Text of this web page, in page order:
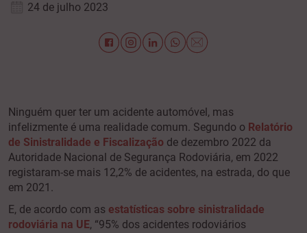
24 de julho 2023
Ninguém quer ter um acidente automóvel, mas
infelizmente é uma realidade comum. Segundo o Relatório
de Sinistralidade e Fiscalização de dezembro 2022 da
Autoridade Nacional de Segurança Rodoviária, em 2022
registaram-se mais 12,2% de acidentes, na estrada, do que
em 2021.
E, de acordo com as estatísticas sobre sinistralidade
rodoviária na UE, “95% dos acidentes rodoviários